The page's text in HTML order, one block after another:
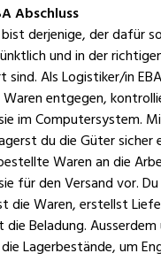
Abschluss
derjenige, der dafür
und in der
sind. Als Logistiker/in
entgegen,
im Computersystem.
du die Güter sicher
Waren an die
für den Versand vor.
die Waren, erstellst
die Beladung.
Lagerbestände, um